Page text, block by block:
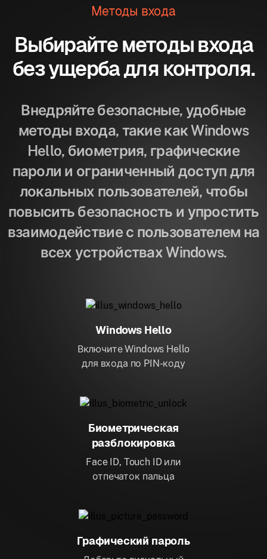
Методы входа
Выбирайте методы входа
без ущерба для контроля.
Внедряйте безопасные, удобные
методы входа, такие как Windows
Hello, биометрия, графические
пароли и ограниченный доступ для
локальных пользователей, чтобы
повысить безопасность и упростить
взаимодействие с пользователем на
всех устройствах Windows.
Windows Hello
Включите Windows Hello
для входа по PIN-коду
Биометрическая
разблокировка
Face ID, Touch ID или
отпечаток пальца
Графический пароль